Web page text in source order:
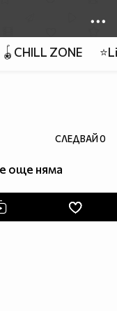
🪀CHILL ZONE
СЛЕДВАЙ0
още няма